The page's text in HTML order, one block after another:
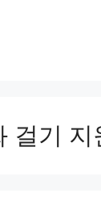
걸기 지